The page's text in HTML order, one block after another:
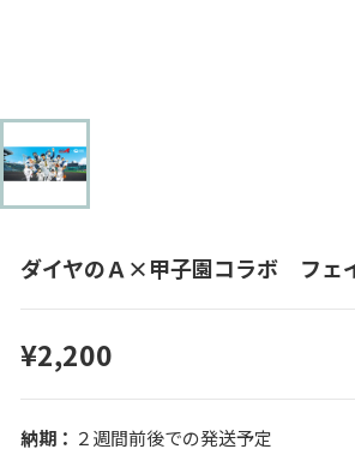
ダイヤのＡ×甲子園コラボ フェ
¥2,200
２週間前後での発送予定